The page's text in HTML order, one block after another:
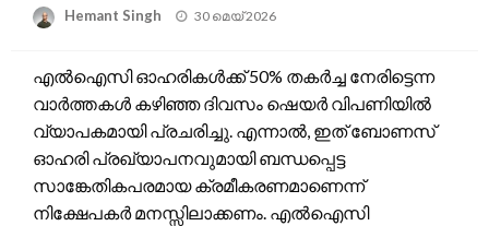
Hemant Singh
Posted
30 മെയ്‌ 2026
എൽഐസി ഓഹരികൾക്ക് 50% തകർച്ച നേരിട്ടെന്ന
വാർത്തകൾ കഴിഞ്ഞ ദിവസം ഷെയർ വിപണിയിൽ
വ്യാപകമായി പ്രചരിച്ചു. എന്നാൽ, ഇത് ബോണസ്
ഓഹരി പ്രഖ്യാപനവുമായി ബന്ധപ്പെട്ട
സാങ്കേതികപരമായ ക്രമീകരണമാണെന്ന്
നിക്ഷേപകർ മനസ്സിലാക്കണം. എൽഐസി